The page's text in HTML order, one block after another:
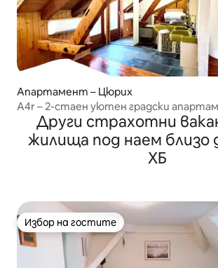
Апартамент – Цюрих
A4r – 2-стаен уютен градски
покрива.
Други страхотни
жилища под наем близо
ХБ
Избор на гостите
Избор на гостите